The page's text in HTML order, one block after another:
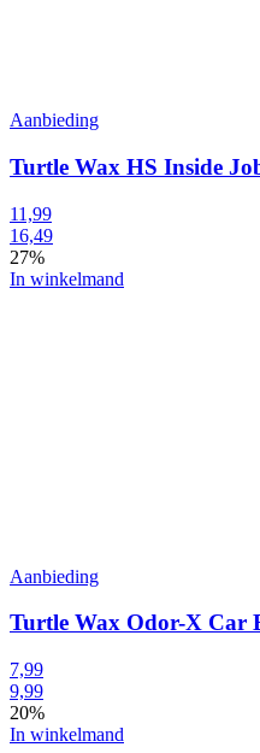
Aanbieding
Turtle Wax HS Inside
11,99
16,49
27%
In winkelmand
Aanbieding
Turtle Wax Odor-X Car
7,99
9,99
20%
In winkelmand